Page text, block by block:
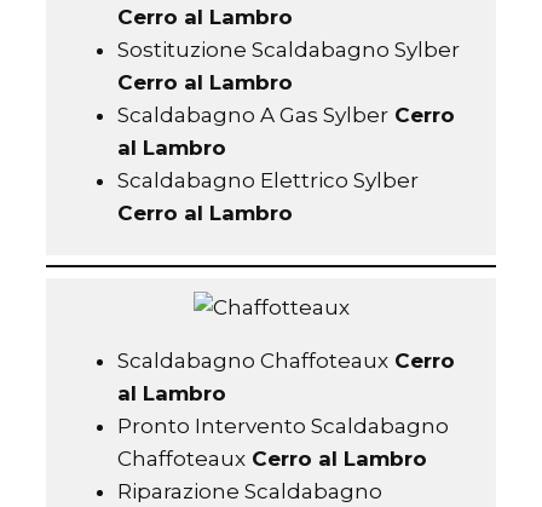
Cerro al Lambro
Sostituzione Scaldabagno Sylber
Cerro al Lambro
Scaldabagno A Gas SylberCerro
al Lambro
Scaldabagno Elettrico Sylber
Cerro al Lambro
Scaldabagno ChaffoteauxCerro
al Lambro
Pronto Intervento Scaldabagno
ChaffoteauxCerro al Lambro
Riparazione Scaldabagno